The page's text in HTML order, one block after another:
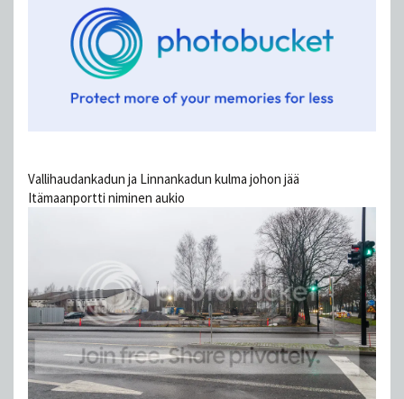
Vallihaudankadun ja Linnankadun kulma johon jää
Itämaanportti niminen aukio